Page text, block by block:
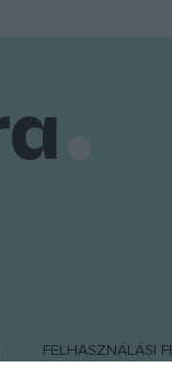
FELHASZNÁLÁSI